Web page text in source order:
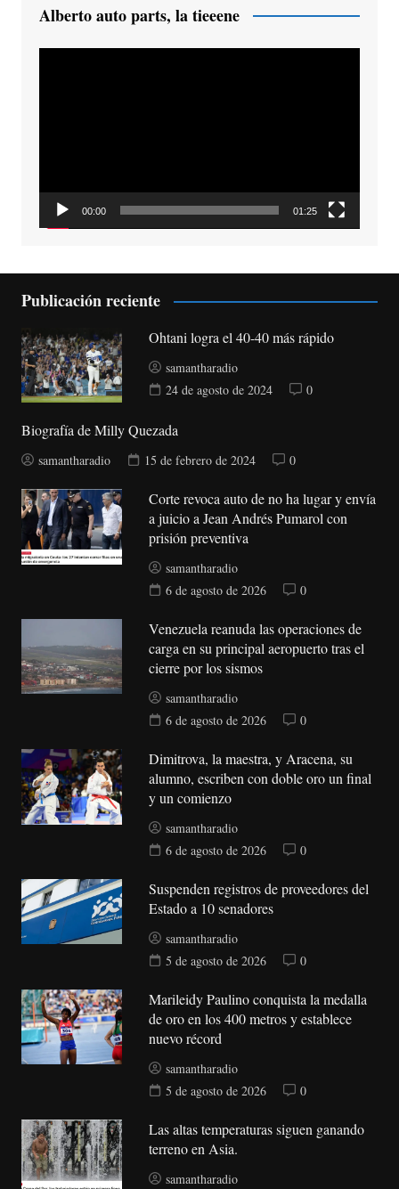
Alberto auto parts, la tieeene
00:00 01:25
Publicación reciente
Ohtani logra el 40-40 más rápido
samantharadio
24 de agosto de 2024
0
Biografía de Milly Quezada
samantharadio 15 de febrero de 2024 0
Corte revoca auto de no ha lugar y envía
a juicio a Jean Andrés Pumarol con
prisión preventiva
samantharadio
6 de agosto de 2026
0
Venezuela reanuda las operaciones de
carga en su principal aeropuerto tras el
cierre por los sismos
samantharadio
6 de agosto de 2026
0
Dimitrova, la maestra, y Aracena, su
alumno, escriben con doble oro un final
y un comienzo
samantharadio
6 de agosto de 2026
0
Suspenden registros de proveedores del
Estado a 10 senadores
samantharadio
5 de agosto de 2026
0
Marileidy Paulino conquista la medalla
de oro en los 400 metros y establece
nuevo récord
samantharadio
5 de agosto de 2026
0
Las altas temperaturas siguen ganando
terreno en Asia.
samantharadio